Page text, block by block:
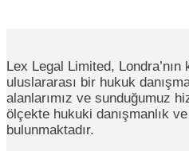
Lex Legal Limited,
uluslararası bir hukuk
alanlarımız ve sunduğumuz
ölçekte hukuki danışmanlık
bulunmaktadır.